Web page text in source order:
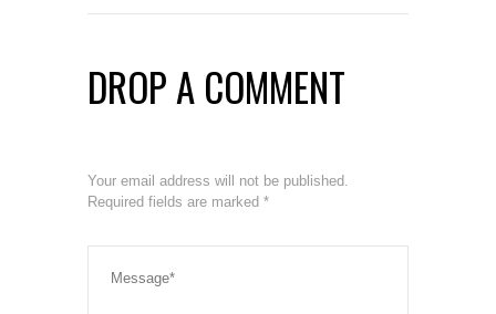
DROP A COMMENT
Your email address will not be published.
Required fields are marked *